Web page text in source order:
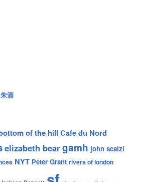
酒
of the hill Cafe du Nord
elizabeth beargamh john scalzi
NYT Peter Grant rivers of london